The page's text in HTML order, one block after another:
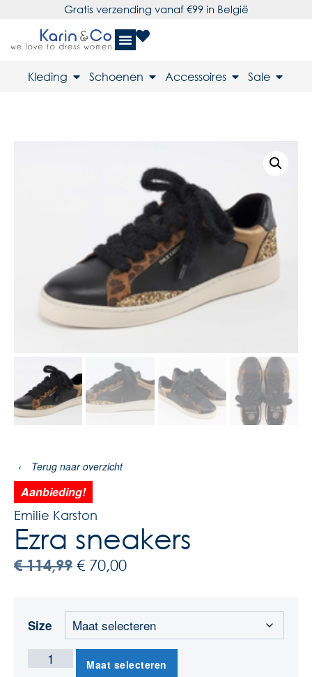
Gratis verzending vanaf €99 in België
Kleding Schoenen Accessoires Sale
‹ Terug naar overzicht
Aanbieding!
Emilie Karston
Ezra sneakers
€114,99 € 70,00
Size
Maat selecteren